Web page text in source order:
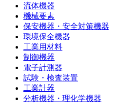
流体機器
機械要素
保安機器・安全対策機器
環境保全機器
工業用材料
制御機器
電子計測器
試験・検査装置
工業計器
分析機器・理化学機器